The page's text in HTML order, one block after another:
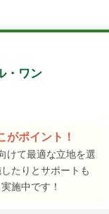
・ワン
がポイント！
けて最適な立地を選
たりとサポートも
施中です！